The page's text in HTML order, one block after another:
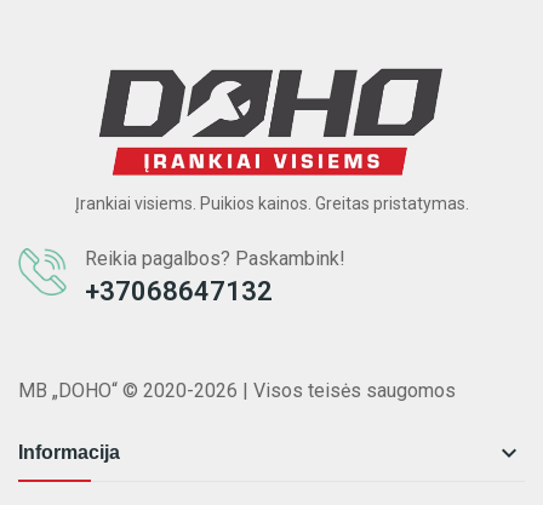
Įrankiai visiems. Puikios kainos. Greitas pristatymas.
Reikia pagalbos? Paskambink!
+37068647132
MB „DOHO“ © 2020-2026 | Visos teisės saugomos
Informacija 